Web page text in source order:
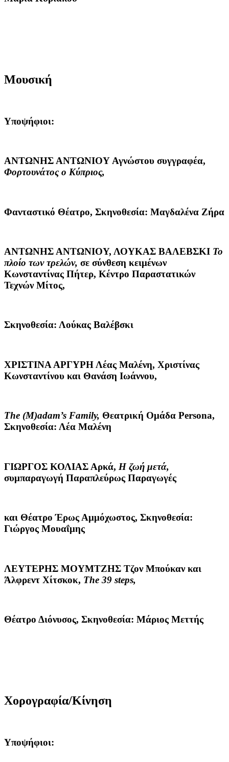
Μουσική
Υποψήφιοι:
ΑΝΤΩΝΗΣ ΑΝΤΩΝΙΟΥ Αγνώστου συγγραφέα,
Φορτουνάτος ο Κύπριος,
Φανταστικό Θέατρο, Σκηνοθεσία: Μαγδαλένα Ζήρα
ΑΝΤΩΝΗΣ ΑΝΤΩΝΙΟΥ, ΛΟΥΚΑΣ ΒΑΛΕΒΣΚΙ Το
πλοίο των τρελών, σε σύνθεση κειμένων
Κωνσταντίνας Πήτερ, Κέντρο Παραστατικών
Τεχνών Μίτος,
Σκηνοθεσία: Λούκας Βαλέβσκι
ΧΡΙΣΤΙΝΑ ΑΡΓΥΡΗ Λέας Μαλένη, Χριστίνας
Κωνσταντίνου και Θανάση Ιωάννου,
The (M)adam’s Family, Θεατρική Ομάδα Persona,
Σκηνοθεσία: Λέα Μαλένη
ΓΙΩΡΓΟΣ ΚΟΛΙΑΣ Αρκά, Η ζωή μετά,
συμπαραγωγή Παραπλεύρως Παραγωγές
και Θέατρο Έρως Αμμόχωστος, Σκηνοθεσία:
Γιώργος Μουαΐμης
ΛΕΥΤΕΡΗΣ ΜΟΥΜΤΖΗΣ Τζον Μπούκαν και
Άλφρεντ Χίτσκοκ, The 39 steps,
Θέατρο Διόνυσος, Σκηνοθεσία: Μάριος Μεττής
Χορογραφία/Κίνηση
Υποψήφιοι: